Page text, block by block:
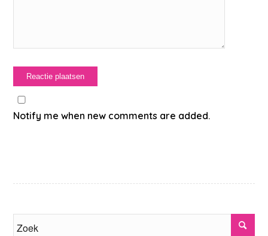
Notify me when new comments are added.